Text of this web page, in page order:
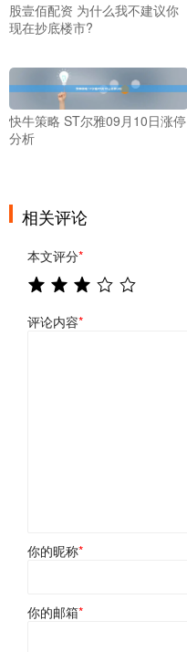
股壹佰配资 为什么我不建议你
现在抄底楼市?
快牛策略 ST尔雅09月10日涨停
分析
相关评论
本文评分*
评论内容*
你的昵称*
你的邮箱*